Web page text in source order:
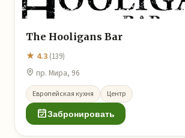
The Hooligans Bar
★ 4.3 (139)
пр. Мира, 96
Европейская кухня Центр
Забронировать